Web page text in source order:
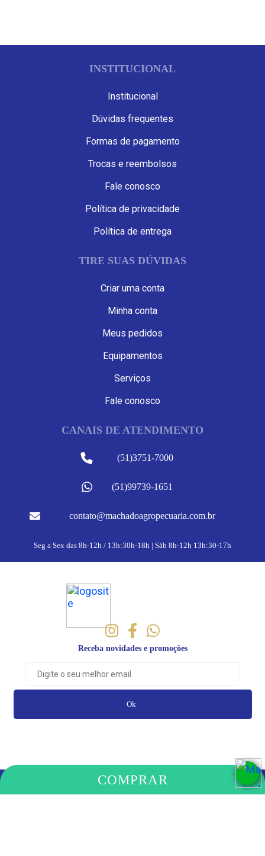
COMPRAR
INSTITUCIONAL
Institucional
Dúvidas frequentes
Formas de pagamento
Trocas e reembolsos
Fale conosco
Política de privacidade
Política de entrega
TIRE SUAS DÚVIDAS
Criar uma conta
Minha conta
Meus pedidos
Equipamentos
Serviços
Fale conosco
CANAIS DE ATENDIMENTO
(51)3751-7000
(51)99739-1651
contato@machadoagropecuaria.com.br
Seg a Sex das 8h-12h / 13h:30h-18h | Sáb 8h-12h 13h:30-17h
Receba novidades e promoções
Ok
PAGAMENTO